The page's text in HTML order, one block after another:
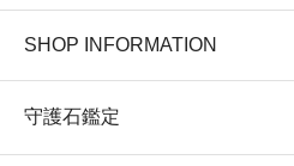
SHOP INFORMATION
守護石鑑定